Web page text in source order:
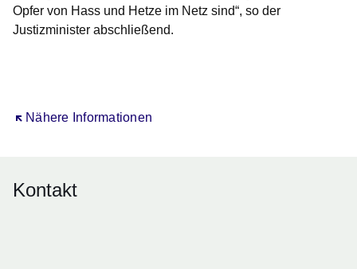
Opfer von Hass und Hetze im Netz sind“, so der
Justizminister abschließend.
Nähere Informationen
Öffnet sich in einem neuen Fenster
Kontakt